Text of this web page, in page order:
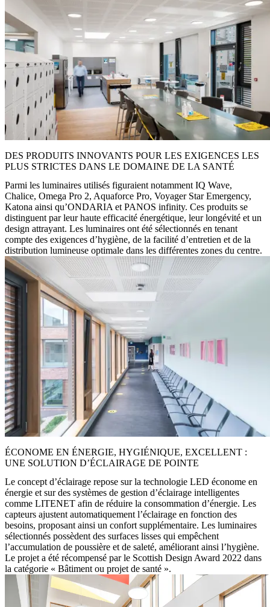
DES PRODUITS INNOVANTS POUR LES EXIGENCES LES
PLUS STRICTES DANS LE DOMAINE DE LA SANTÉ
Parmi les luminaires utilisés figuraient notamment IQ Wave,
Chalice, Omega Pro 2, Aquaforce Pro, Voyager Star Emergency,
Katona ainsi qu’ONDARIA et PANOS infinity. Ces produits se
distinguent par leur haute efficacité énergétique, leur longévité et un
design attrayant. Les luminaires ont été sélectionnés en tenant
compte des exigences d’hygiène, de la facilité d’entretien et de la
distribution lumineuse optimale dans les différentes zones du centre.​
ÉCONOME EN ÉNERGIE, HYGIÉNIQUE, EXCELLENT :
UNE SOLUTION D’ÉCLAIRAGE DE POINTE
Le concept d’éclairage repose sur la technologie LED économe en
énergie et sur des systèmes de gestion d’éclairage intelligentes
comme LITENET afin de réduire la consommation d’énergie. Les
capteurs ajustent automatiquement l’éclairage en fonction des
besoins, proposant ainsi un confort supplémentaire. Les luminaires
sélectionnés possèdent des surfaces lisses qui empêchent
l’accumulation de poussière et de saleté, améliorant ainsi l’hygiène.
Le projet a été récompensé par le Scottish Design Award 2022 dans
la catégorie « Bâtiment ou projet de santé ».​